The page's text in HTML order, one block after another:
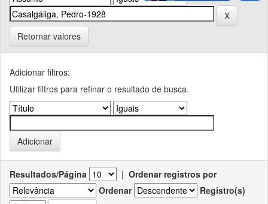
Retornar valores
Adicionar filtros:
Utilizar filtros para refinar o resultado de busca.
Resultados/Página | Ordenar registros por
Ordenar
Registro(s)